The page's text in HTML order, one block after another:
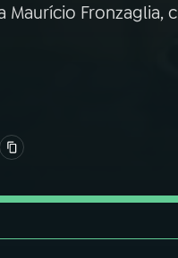
Maurício